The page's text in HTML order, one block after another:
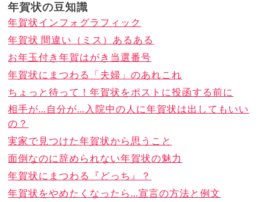
年賀状の豆知識
年賀状インフォグラフィック
年賀状 間違い（ミス）あるある
お年玉付き年賀はがき当選番号
年賀状にまつわる「夫婦」のあれこれ
ちょっと待って！年賀状をポストに投函する前に
相手が…自分が…入院中の人に年賀状は出してもいい
の？
実家で見つけた年賀状から思うこと
面倒なのに辞められない年賀状の魅力
年賀状にまつわる『どっち』？
年賀状をやめたくなったら…宣言の方法と例文